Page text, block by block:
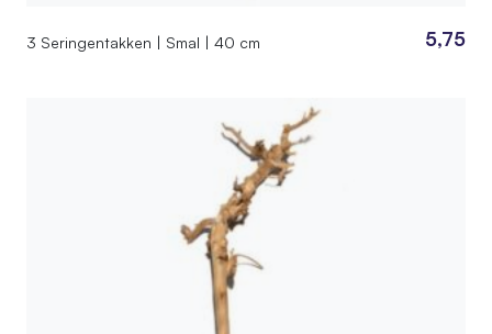
3 Seringentakken | Smal | 40 cm 5,75